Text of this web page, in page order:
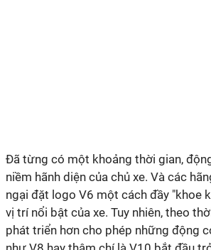
Đã từng có một khoảng thời gian,
niềm hãnh diện của chủ xe. Và các
ngại đặt logo V6 một cách đầy "khoe
vị trí nổi bật của xe. Tuy nhiên, theo
phát triển hơn cho phép những động